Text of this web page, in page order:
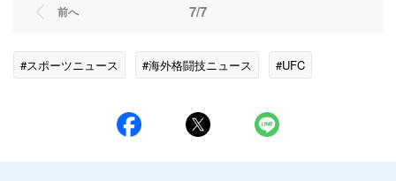
前へ 7/7
#スポーツニュース #海外格闘技ニュース #UFC